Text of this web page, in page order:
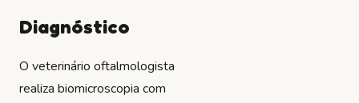
Diagnóstico
O veterinário oftalmologista
realiza biomicroscopia com